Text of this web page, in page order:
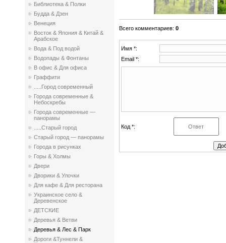
Библиотека & Полки
Будда & Дзен
Венеция
Восток & Япония & Китай &
Арабское
Вода & Под водой
Водопады & Фонтаны
В офис & Для офиса
Граффити
.....Город современный
Города современные &
Небоскребы
Города современные —
панорамы
.....Старый город
Старый город — панорамы
Города в рисунках
Горы & Холмы
Двери
Дворики & Улочки
Для кафе & Для ресторана
Украинское село &
Деревенское
ДЕТСКИЕ
Деревья & Ветви
Деревья & Лес & Парк
Дороги &Туннели &
Всего комментариев: 0
Имя *:
Email *:
Код *: